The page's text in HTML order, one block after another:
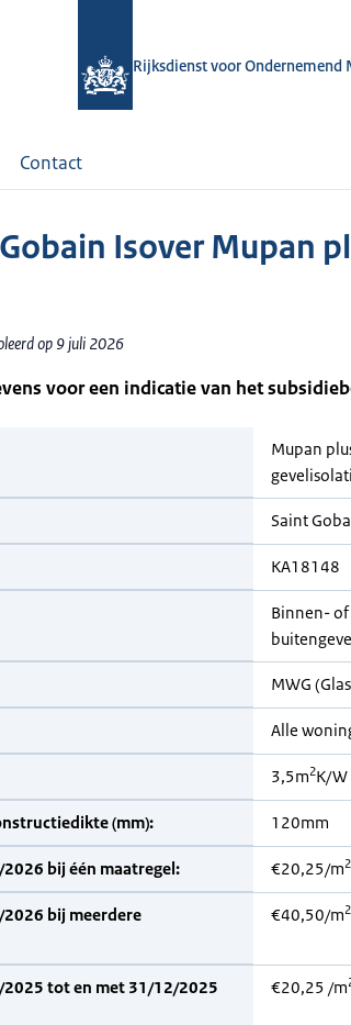
Rijksdienst voor Ondernemend
Contact
Isover Mupan
op 9 juli 2026
voor een indicatie van het
Mupan
Saint
KA18148
Binnen- of
MWG
Alle
3,5m2K/W
(mm): 120mm
bij één maatregel: €20,25/m2
bij meerdere
€40,50/m2
tot en met 31/12/2025
€20,25 /m